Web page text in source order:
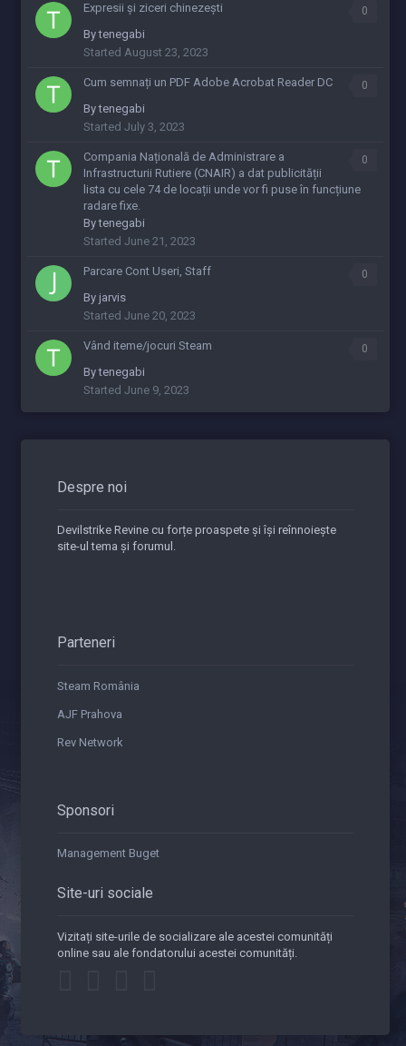
0
Expresii și ziceri chinezești
Bytenegabi
Started August 23, 2023
0
Cum semnați un PDF Adobe Acrobat Reader DC
Bytenegabi
Started July 3, 2023
0
Compania Națională de Administrare a
Infrastructurii Rutiere (CNAIR) a dat publicității
lista cu cele 74 de locații unde vor fi puse în funcțiune
radare fixe.
Bytenegabi
Started June 21, 2023
0
Parcare Cont Useri, Staff
By jarvis
Started June 20, 2023
0
Vând iteme/jocuri Steam
Bytenegabi
Started June 9, 2023
Despre noi
Devilstrike Revine cu forțe proaspete și își reînnoiește
site-ul tema și forumul.
Parteneri
Steam România
AJF Prahova
Rev Network
Sponsori
Management Buget
Site-uri sociale
Vizitați site-urile de socializare ale acestei comunități
online sau ale fondatorului acestei comunități.